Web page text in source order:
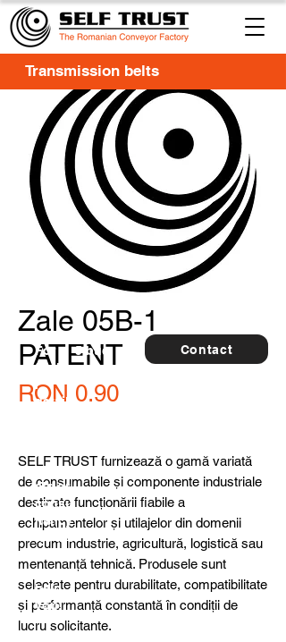
Zale 05B-1
PATENT
RON 0.90Price
SELF TRUST furnizează o gamă variată
de consumabile și componente industriale
destinate funcționării fiabile a
echipamentelor și utilajelor din domenii
precum industrie, agricultură, logistică sau
mentenanță tehnică. Produsele sunt
selectate pentru durabilitate, compatibilitate
și performanță constantă în condiții de
lucru solicitante.
Transmission belts
Contact
For
furthe
r
detail
produ
cts or
consu
ltancy
we are
to
help
you!
5 buc.